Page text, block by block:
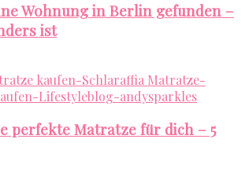
Wohnung in Berlin gefunden –
ist
perfekte Matratze für dich – 5